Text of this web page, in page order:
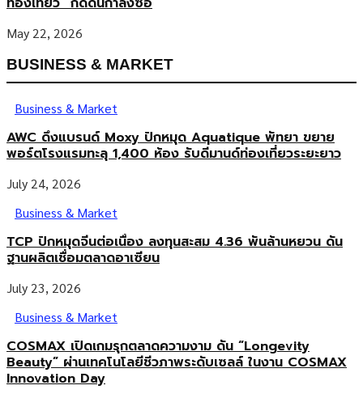
May 22, 2026
BUSINESS & MARKET
Business & Market
AWC ดึงแบรนด์ Moxy ปักหมุด Aquatique พัทยา ขยาย
พอร์ตโรงแรมทะลุ 1,400 ห้อง รับดีมานด์ท่องเที่ยวระยะยาว
July 24, 2026
Business & Market
TCP ปักหมุดจีนต่อเนื่อง ลงทุนสะสม 4.36 พันล้านหยวน ดัน
ฐานผลิตเชื่อมตลาดอาเซียน
July 23, 2026
Business & Market
COSMAX เปิดเกมรุกตลาดความงาม ดัน “Longevity
Beauty” ผ่านเทคโนโลยีชีวภาพระดับเซลล์ ในงาน COSMAX
Innovation Day